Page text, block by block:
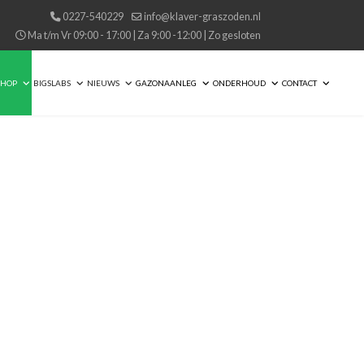
0227-540229
info@klaver-graszoden.nl
Ma t/m Vr 09:00 - 17:00 | Za 9:00 -12:00 | Zo gesloten
BIGSLABS NIEUWS GAZONAANLEG ONDERHOUD CONTACT